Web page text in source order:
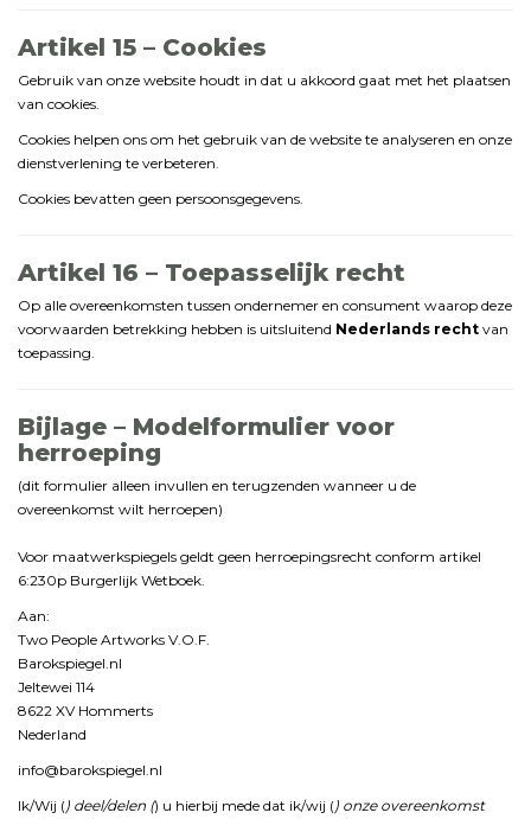
Artikel 15 – Cookies
Gebruik van onze website houdt in dat u akkoord gaat met het plaatsen
van cookies.
Cookies helpen ons om het gebruik van de website te analyseren en onze
dienstverlening te verbeteren.
Cookies bevatten geen persoonsgegevens.
Artikel 16 – Toepasselijk recht
Op alle overeenkomsten tussen ondernemer en consument waarop deze
voorwaarden betrekking hebben is uitsluitend Nederlands recht van
toepassing.
Bijlage – Modelformulier voor
herroeping
(dit formulier alleen invullen en terugzenden wanneer u de
overeenkomst wilt herroepen)
Voor maatwerkspiegels geldt geen herroepingsrecht conform artikel
6:230p Burgerlijk Wetboek.
Aan:
Two People Artworks V.O.F.
Barokspiegel.nl
Jeltewei 114
8622 XV Hommerts
Nederland
info@barokspiegel.nl
Ik/Wij () deel/delen () u hierbij mede dat ik/wij () onze overeenkomst